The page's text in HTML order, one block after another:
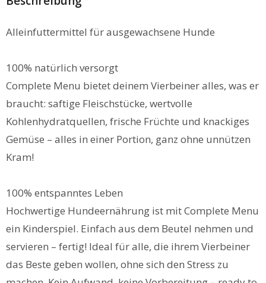
Alleinfuttermittel für ausgewachsene Hunde
100% natürlich versorgt
Complete Menu bietet deinem Vierbeiner alles, was er
braucht: saftige Fleischstücke, wertvolle
Kohlenhydratquellen, frische Früchte und knackiges
Gemüse – alles in einer Portion, ganz ohne unnützen
Kram!
100% entspanntes Leben
Hochwertige Hundeernährung ist mit Complete Menu
ein Kinderspiel. Einfach aus dem Beutel nehmen und
servieren – fertig! Ideal für alle, die ihrem Vierbeiner
das Beste geben wollen, ohne sich den Stress zu